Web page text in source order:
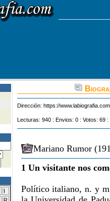
I
Dirección: https://
Lecturas: 940 : Envios: 0 : Votos: 69
Mariano Rumor
1 Un visitante nos
Político italiano, n. y